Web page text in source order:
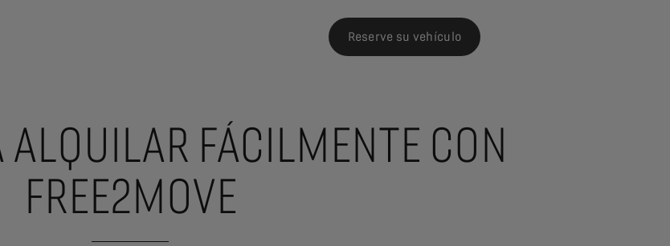
Reserve su vehículo
ALQUILAR FÁCILMENTE CON
FREE2MOVE